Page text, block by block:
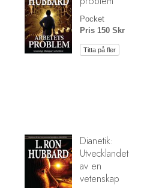
Pocket
Pris 150 Skr
Titta på fler
Dianetik:
Utvecklandet
av en
vetenskap